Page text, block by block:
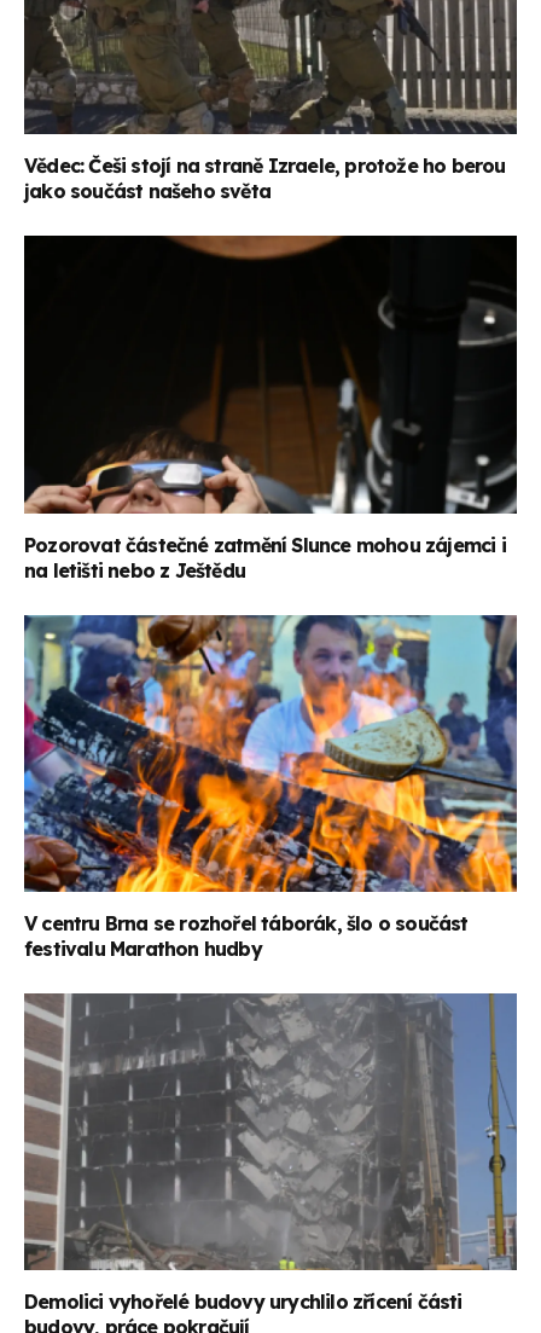
Vědec: Češi stojí na straně Izraele, protože ho berou
jako součást našeho světa
Pozorovat částečné zatmění Slunce mohou zájemci i
na letišti nebo z Ještědu
V centru Brna se rozhořel táborák, šlo o součást
festivalu Marathon hudby
Demolici vyhořelé budovy urychlilo zřícení části
budovy, práce pokračují